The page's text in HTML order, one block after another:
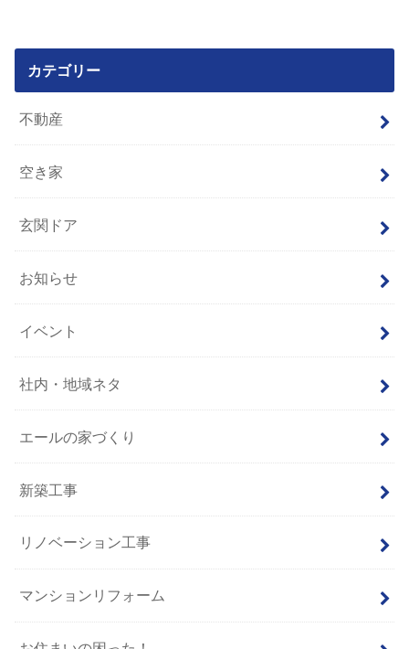
カテゴリー
不動産
空き家
玄関ドア
お知らせ
イベント
社内・地域ネタ
エールの家づくり
新築工事
リノベーション工事
マンションリフォーム